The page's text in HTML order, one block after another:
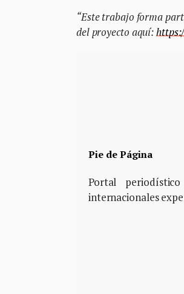
“Este trabajo forma
del proyecto aquí:
Pie de Página
Portal
internacionales